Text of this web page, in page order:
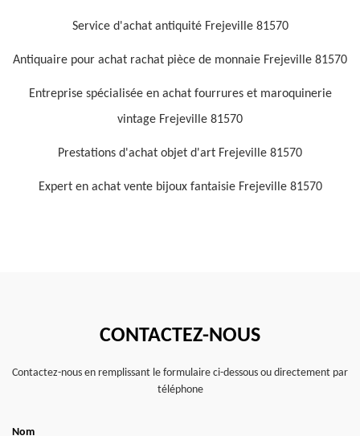
Service d'achat antiquité Frejeville 81570
Antiquaire pour achat rachat pièce de monnaie Frejeville 81570
Entreprise spécialisée en achat fourrures et maroquinerie
vintage Frejeville 81570
Prestations d'achat objet d'art Frejeville 81570
Expert en achat vente bijoux fantaisie Frejeville 81570
CONTACTEZ-NOUS
Contactez-nous en remplissant le formulaire ci-dessous ou directement par
téléphone
Nom